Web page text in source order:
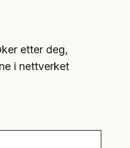
etter deg,
i nettverket